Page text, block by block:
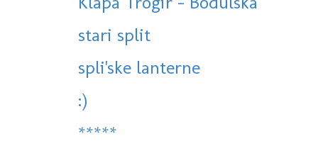
stari split
spli'ske lanterne
:)
*****